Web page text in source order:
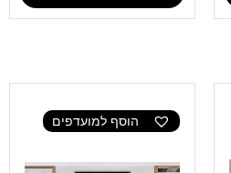
הוסף למועדפים